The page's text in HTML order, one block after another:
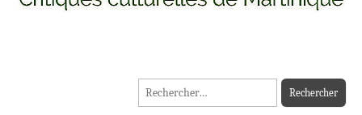
MADININ'ART
Rechercher :